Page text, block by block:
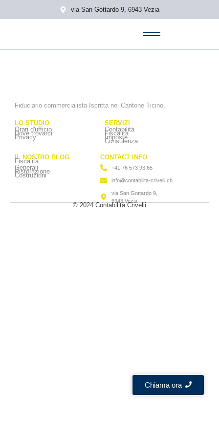
via San Gottardo 9, 6943 Vezia
Fiduciario commercialista Iscritta nel Cantone Ticino.
LO STUDIO
Orari d'ufficio
Dove trovarci
Privacy
SERVIZI
Contabilità
Fiscalità
Imposte
Consulenza
IL NOSTRO BLOG
Fiscalità
Generali
Ristorazione
Costruzioni
CONTACT INFO
+41 76 573 93 65
info@contabilita-crivelli.ch
via San Gottardo 9,
6943 Vezia
© 2024 Contabilità Crivelli
Chiama ora